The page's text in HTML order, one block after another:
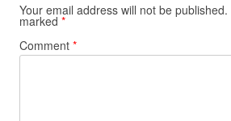
Your email address will not be published.
marked *
Comment *